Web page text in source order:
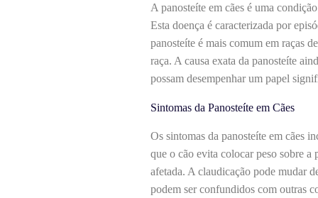
A panosteíte em cães é uma
Esta doença é caracterizada por
panosteíte é mais comum em raças
raça. A causa exata da panosteíte
possam desempenhar um papel
Sintomas da Panosteíte em Cães
Os sintomas da panosteíte em cães
que o cão evita colocar peso sobre a
afetada. A claudicação pode mudar
podem ser confundidos com outras